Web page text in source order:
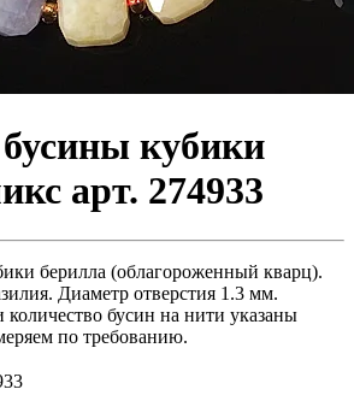
кубики
арт. 274933
берилла (облагороженный кварц).
Диаметр отверстия 1.3 мм.
количество бусин на нити указаны
по требованию.